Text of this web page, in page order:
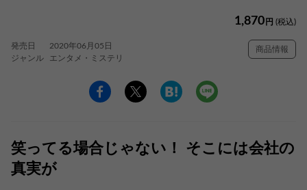
1,870 円 (税込)
発売日
2020年06月05日
ジャンル
エンタメ・ミステリ
商品情報
笑ってる場合じゃない！ そこには会社の
真実が